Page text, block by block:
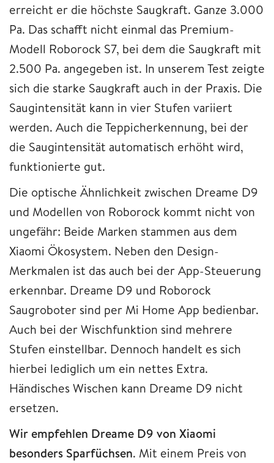
erreicht er die höchste Saugkraft. Ganze 3.000
Pa. Das schafft nicht einmal das Premium-
Modell Roborock S7, bei dem die Saugkraft mit
2.500 Pa. angegeben ist. In unserem Test zeigte
sich die starke Saugkraft auch in der Praxis. Die
Saugintensität kann in vier Stufen variiert
werden. Auch die Teppicherkennung, bei der
die Saugintensität automatisch erhöht wird,
funktionierte gut.
Die optische Ähnlichkeit zwischen Dreame D9
und Modellen von Roborock kommt nicht von
ungefähr: Beide Marken stammen aus dem
Xiaomi Ökosystem. Neben den Design-
Merkmalen ist das auch bei der App-Steuerung
erkennbar. Dreame D9 und Roborock
Saugroboter sind per Mi Home App bedienbar.
Auch bei der Wischfunktion sind mehrere
Stufen einstellbar. Dennoch handelt es sich
hierbei lediglich um ein nettes Extra.
Händisches Wischen kann Dreame D9 nicht
ersetzen.
Wir empfehlen Dreame D9 von Xiaomi
besonders Sparfüchsen. Mit einem Preis von